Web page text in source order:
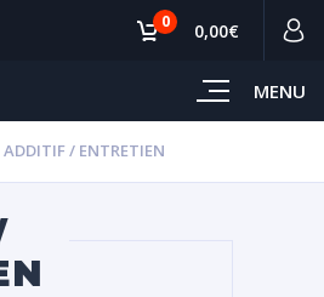
MENU
0 0,00€
ADDITIF / ENTRETIEN